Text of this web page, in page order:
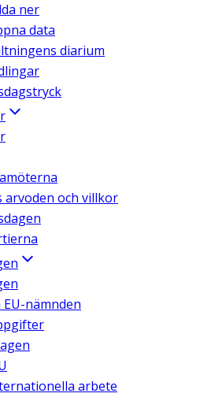
ner
data
diarium
arvoden och villkor
nämnden
arbete